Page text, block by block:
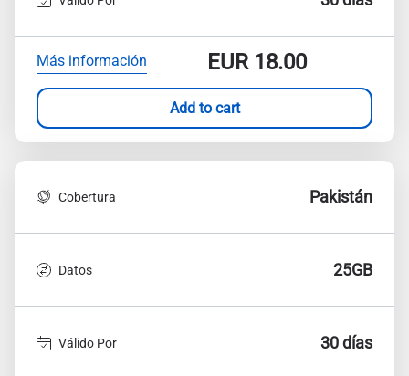
Más información EUR18.00
Add to cart
Cobertura Pakistán
Datos 25GB
Válido Por 30 días